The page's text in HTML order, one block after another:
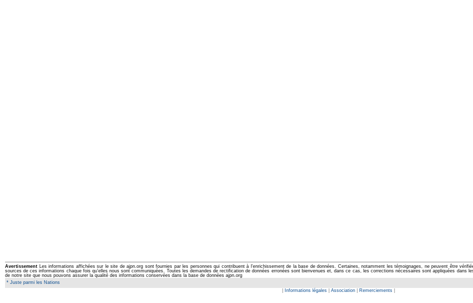
Avertissement Les informations affichées sur le site de ajpn.org sont fournies par les personnes qui contribuent à l'enrichissement de la base de données. Certaines, notamment les témoignages, ne peuvent être
sources de ces informations chaque fois qu'elles nous sont communiquées. Toutes les demandes de rectification de données erronées sont bienvenues et, dans ce cas, les corrections nécessaires sont appliquées
de notre site que nous pouvons assurer la qualité des informations conservées dans la base de données ajpn.org
* Juste parmi les Nations
Informations légales Association Remerciements